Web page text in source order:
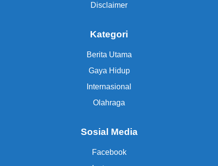
Disclaimer
Kategori
Berita Utama
Gaya Hidup
Internasional
Olahraga
Sosial Media
Facebook